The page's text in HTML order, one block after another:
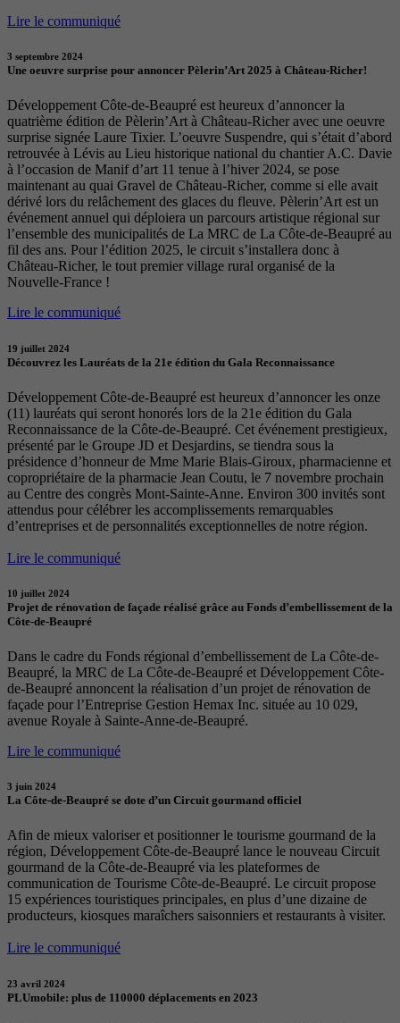
Lire le communiqué
3 septembre 2024
Une oeuvre surprise pour annoncer Pèlerin’Art 2025 à Château-Richer!
Développement Côte-de-Beaupré est heureux d’annoncer la
quatrième édition de Pèlerin’Art à Château-Richer avec une oeuvre
surprise signée Laure Tixier. L’oeuvre Suspendre, qui s’était d’abord
retrouvée à Lévis au Lieu historique national du chantier A.C. Davie
à l’occasion de Manif d’art 11 tenue à l’hiver 2024, se pose
maintenant au quai Gravel de Château-Richer, comme si elle avait
dérivé lors du relâchement des glaces du fleuve. Pèlerin’Art est un
événement annuel qui déploiera un parcours artistique régional sur
l’ensemble des municipalités de La MRC de La Côte-de-Beaupré au
fil des ans. Pour l’édition 2025, le circuit s’installera donc à
Château-Richer, le tout premier village rural organisé de la
Nouvelle-France !
Lire le communiqué
19 juillet 2024
Découvrez les Lauréats de la 21e édition du Gala Reconnaissance
Développement Côte-de-Beaupré est heureux d’annoncer les onze
(11) lauréats qui seront honorés lors de la 21e édition du Gala
Reconnaissance de la Côte-de-Beaupré. Cet événement prestigieux,
présenté par le Groupe JD et Desjardins, se tiendra sous la
présidence d’honneur de Mme Marie Blais-Giroux, pharmacienne et
copropriétaire de la pharmacie Jean Coutu, le 7 novembre prochain
au Centre des congrès Mont-Sainte-Anne. Environ 300 invités sont
attendus pour célébrer les accomplissements remarquables
d’entreprises et de personnalités exceptionnelles de notre région.
Lire le communiqué
10 juillet 2024
Projet de rénovation de façade réalisé grâce au Fonds d’embellissement de la
Côte-de-Beaupré
Dans le cadre du Fonds régional d’embellissement de La Côte-de-
Beaupré, la MRC de La Côte-de-Beaupré et Développement Côte-
de-Beaupré annoncent la réalisation d’un projet de rénovation de
façade pour l’Entreprise Gestion Hemax Inc. située au 10 029,
avenue Royale à Sainte-Anne-de-Beaupré.
Lire le communiqué
3 juin 2024
La Côte-de-Beaupré se dote d’un Circuit gourmand officiel
Afin de mieux valoriser et positionner le tourisme gourmand de la
région, Développement Côte-de-Beaupré lance le nouveau Circuit
gourmand de la Côte-de-Beaupré via les plateformes de
communication de Tourisme Côte-de-Beaupré. Le circuit propose
15 expériences touristiques principales, en plus d’une dizaine de
producteurs, kiosques maraîchers saisonniers et restaurants à visiter.
Lire le communiqué
23 avril 2024
PLUmobile: plus de 110000 déplacements en 2023